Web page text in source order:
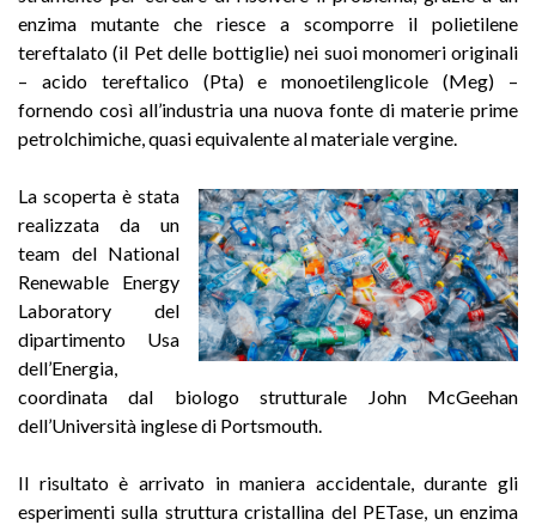
enzima mutante che riesce a scomporre il polietilene
tereftalato (il Pet delle bottiglie) nei suoi monomeri originali
– acido tereftalico (Pta) e monoetilenglicole (Meg) –
fornendo così all’industria una nuova fonte di materie prime
petrolchimiche, quasi equivalente al materiale vergine.
La scoperta è stata
realizzata da un
team del National
Renewable Energy
Laboratory del
dipartimento Usa
dell’Energia,
coordinata dal biologo strutturale John McGeehan
dell’Università inglese di Portsmouth.
Il risultato è arrivato in maniera accidentale, durante gli
esperimenti sulla struttura cristallina del PETase, un enzima